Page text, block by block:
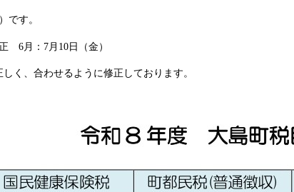
です。
：7月10日（金）
く、合わせるように修正しております。​